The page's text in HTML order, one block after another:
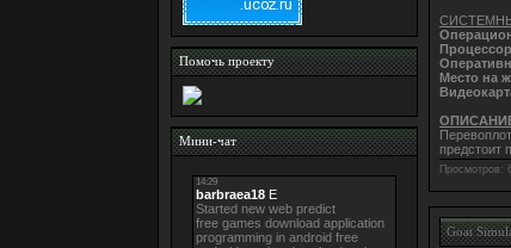
Помочь проекту
Мини-чат
Место на
предстоит
Просмотров:
Goat